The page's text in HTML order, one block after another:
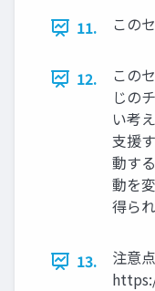
11.
この
12.
この
じの
い考
支援
動す
動を
得ら
13.
注意点